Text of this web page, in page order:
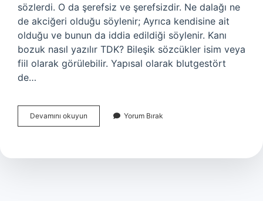
sözlerdi. O da şerefsiz ve şerefsizdir. Ne dalağı ne
de akciğeri olduğu söylenir; Ayrıca kendisine ait
olduğu ve bunun da iddia edildiği söylenir. Kanı
bozuk nasıl yazılır TDK? Bileşik sözcükler isim veya
fiil olarak görülebilir. Yapısal olarak blutgestört
de…
Devamını okuyun
Bozuk
Demek
Yorum Bırak